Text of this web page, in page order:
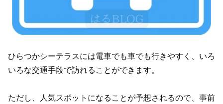
ひらつかシーテラスには電車でも車でも行きやすく、いろ
いろな交通手段で訪れることができます。
ただし、人気スポットになることが予想されるので、事前